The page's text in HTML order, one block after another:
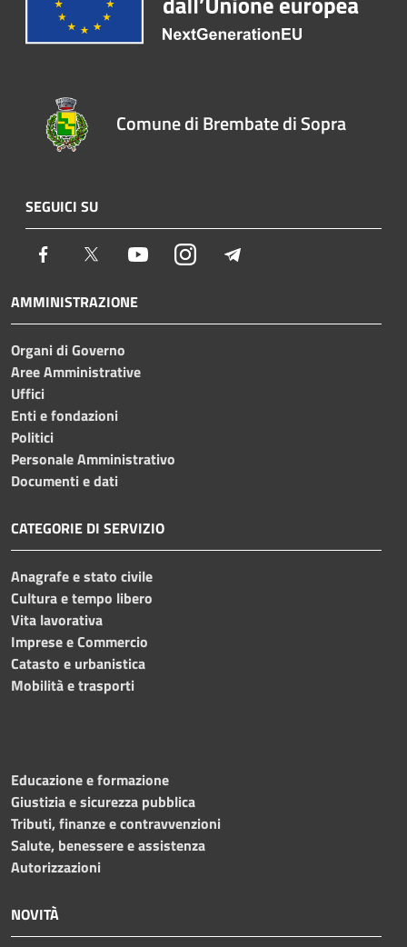
Comune di Brembate di Sopra
SEGUICI SU
Facebook Twitter YoutubeInstagram
AMMINISTRAZIONE
Organi di Governo
Aree Amministrative
Uffici
Enti e fondazioni
Politici
Personale Amministrativo
Documenti e dati
CATEGORIE DI SERVIZIO
Anagrafe e stato civile
Cultura e tempo libero
Vita lavorativa
Imprese e Commercio
Catasto e urbanistica
Mobilità e trasporti
Educazione e formazione
Giustizia e sicurezza pubblica
Tributi, finanze e contravvenzioni
Salute, benessere e assistenza
Autorizzazioni
NOVITÀ